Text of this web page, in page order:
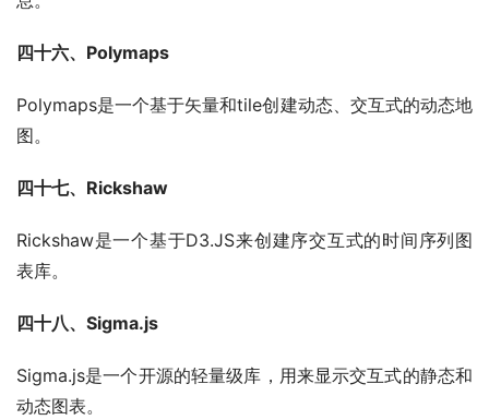
四十六、Polymaps
Polymaps是一个基于矢量和tile创建动态、交互式的动态地
图。
四十七、Rickshaw
Rickshaw是一个基于D3.JS来创建序交互式的时间序列图
表库。
四十八、Sigma.js
Sigma.js是一个开源的轻量级库，用来显示交互式的静态和
动态图表。